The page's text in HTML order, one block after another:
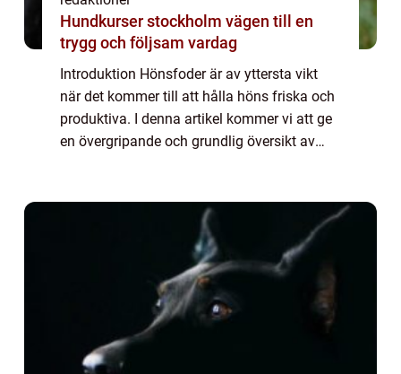
Hundkurser stockholm vägen till en
trygg och följsam vardag
Introduktion Hönsfoder är av yttersta vikt
när det kommer till att hålla höns friska och
produktiva. I denna artikel kommer vi att ge
en övergripande och grundlig översikt av